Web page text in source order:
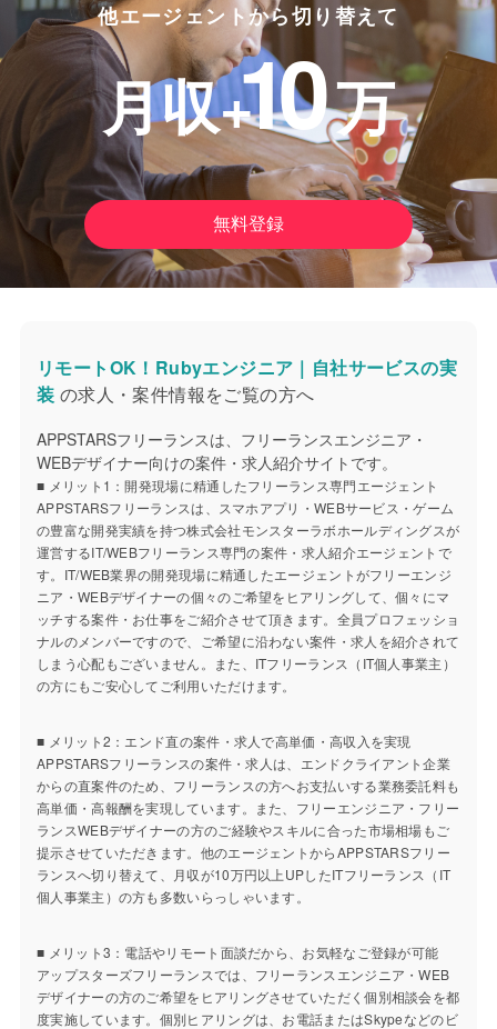
他エージェントから切り替えて
月収+10 万
無料登録
リモートOK！Rubyエンジニア｜自社サービスの実
装 の求人・案件情報をご覧の方へ
APPSTARSフリーランスは、フリーランスエンジニア・
WEBデザイナー向けの案件・求人紹介サイトです。
■ メリット1：開発現場に精通したフリーランス専門エージェント
APPSTARSフリーランスは、スマホアプリ・WEBサービス・ゲーム
の豊富な開発実績を持つ株式会社モンスターラボホールディングスが
運営するIT/WEBフリーランス専門の案件・求人紹介エージェントで
す。IT/WEB業界の開発現場に精通したエージェントがフリーエンジ
ニア・WEBデザイナーの個々のご希望をヒアリングして、個々にマ
ッチする案件・お仕事をご紹介させて頂きます。全員プロフェッショ
ナルのメンバーですので、ご希望に沿わない案件・求人を紹介されて
しまう心配もございません。また、ITフリーランス（IT個人事業主）
の方にもご安心してご利用いただけます。
■ メリット2：エンド直の案件・求人で高単価・高収入を実現
APPSTARSフリーランスの案件・求人は、エンドクライアント企業
からの直案件のため、フリーランスの方へお支払いする業務委託料も
高単価・高報酬を実現しています。また、フリーエンジニア・フリー
ランスWEBデザイナーの方のご経験やスキルに合った市場相場もご
提示させていただきます。他のエージェントからAPPSTARSフリー
ランスへ切り替えて、月収が10万円以上UPしたITフリーランス（IT
個人事業主）の方も多数いらっしゃいます。
■ メリット3：電話やリモート面談だから、お気軽なご登録が可能
アップスターズフリーランスでは、フリーランスエンジニア・WEB
デザイナーの方のご希望をヒアリングさせていただく個別相談会を都
度実施しています。個別ヒアリングは、お電話またはSkypeなどのビ